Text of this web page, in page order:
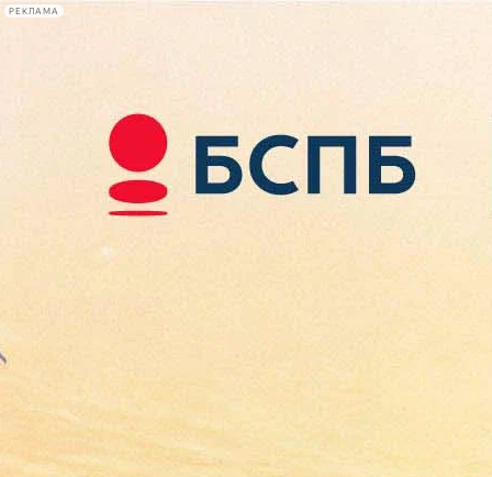
РЕКЛАМА
Сегодня:
2026.08.07
11:09
Афиша Plus